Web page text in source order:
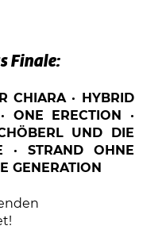
Finale:
CHIARA · HYBRID
ONE ERECTION ·
UND DIE
· STRAND OHNE
GENERATION